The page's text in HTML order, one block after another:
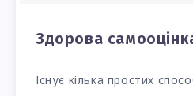
Здорова
Існує кілька простих